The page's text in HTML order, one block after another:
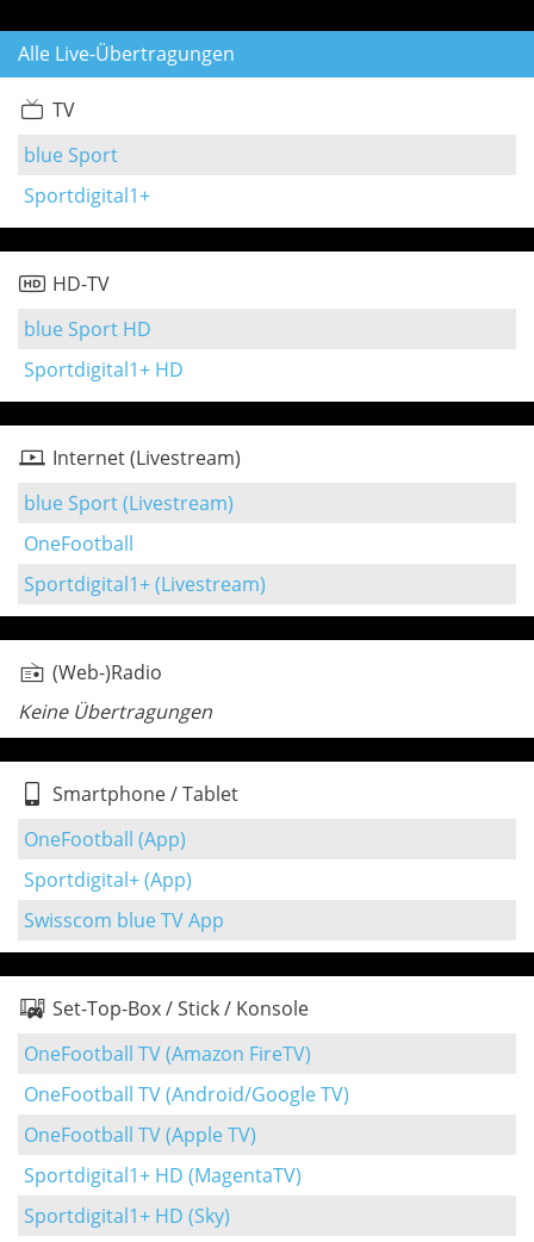
Alle Live-Übertragungen
TV
blue Sport
Sportdigital1+
HD-TV
blue Sport HD
Sportdigital1+ HD
Internet (Livestream)
blue Sport (Livestream)
OneFootball
Sportdigital1+ (Livestream)
(Web-)Radio
Keine Übertragungen
Smartphone / Tablet
OneFootball (App)
Sportdigital+ (App)
Swisscom blue TV App
Set-Top-Box / Stick / Konsole
OneFootball TV (Amazon FireTV)
OneFootball TV (Android/Google TV)
OneFootball TV (Apple TV)
Sportdigital1+ HD (MagentaTV)
Sportdigital1+ HD (Sky)